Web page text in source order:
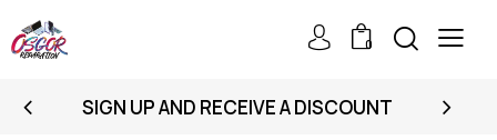
0
SIGN UP AND RECEIVE A DISCOUNT